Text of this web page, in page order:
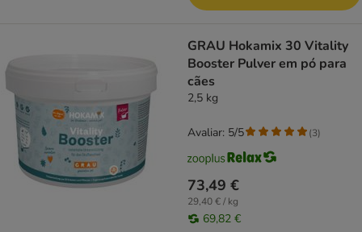
GRAU Hokamix 30 Vitality
Booster Pulver em pó para
cães
2,5 kg
73,49 €
29,40 € / kg
69,82 €
Avaliar: 5/5 (3)